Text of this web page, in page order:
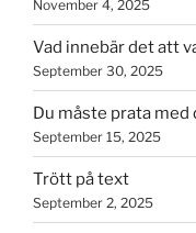
November 4, 2025
Vad innebär det att
September 30, 2025
Du måste prata
September 15, 2025
Trött på text
September 2, 2025